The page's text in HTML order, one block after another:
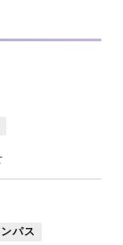
パス